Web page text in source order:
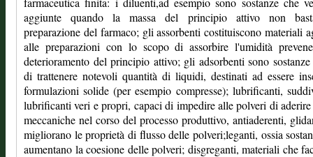
aggiunte quando la massa del principio attivo non
preparazione del farmaco; gli assorbenti costituiscono materiali
alle preparazioni con lo scopo di assorbire l'umidità
deterioramento del principio attivo; gli adsorbenti sono sostanze
di trattenere notevoli quantità di liquidi, destinati ad essere
formulazioni solide (per esempio compresse); lubrificanti,
lubrificanti veri e propri, capaci di impedire alle polveri di
meccaniche nel corso del processo produttivo, antiaderenti,
migliorano le proprietà di flusso delle polveri;leganti, ossia
aumentano la coesione delle polveri; disgreganti, materiali che